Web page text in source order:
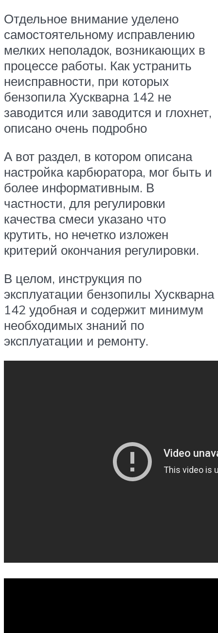
Отдельное внимание уделено
самостоятельному исправлению
мелких неполадок, возникающих в
процессе работы. Как устранить
неисправности, при которых
бензопила Хускварна 142 не
заводится или заводится и глохнет,
описано очень подробно
А вот раздел, в котором описана
настройка карбюратора, мог быть и
более информативным. В
частности, для регулировки
качества смеси указано что
крутить, но нечетко изложен
критерий окончания регулировки.
В целом, инструкция по
эксплуатации бензопилы Хускварна
142 удобная и содержит минимум
необходимых знаний по
эксплуатации и ремонту.